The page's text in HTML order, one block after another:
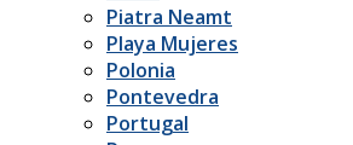
Piatra Neamt
Playa Mujeres
Polonia
Pontevedra
Portugal